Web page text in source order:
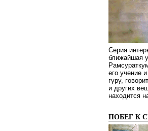
Серия
ближайшая
его учение
гуру,
и других
находится
ПОБЕГ К